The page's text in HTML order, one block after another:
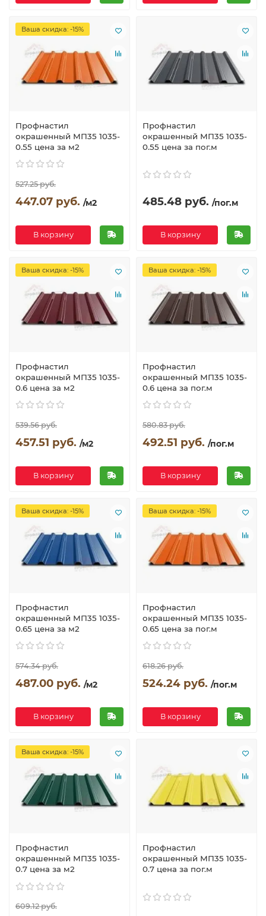
Ваша скидка: -15%
Профнастил
окрашенный МП35 1035-
0.55 цена за м2
527.25 руб.
447.07 руб. /м2
В корзину
Профнастил
окрашенный МП35 1035-
0.55 цена за пог.м
485.48 руб. /пог.м
В корзину
Ваша скидка: -15%
Профнастил
окрашенный МП35 1035-
0.6 цена за м2
539.56 руб.
457.51 руб. /м2
В корзину
Ваша скидка: -15%
Профнастил
окрашенный МП35 1035-
0.6 цена за пог.м
580.83 руб.
492.51 руб. /пог.м
В корзину
Ваша скидка: -15%
Профнастил
окрашенный МП35 1035-
0.65 цена за м2
574.34 руб.
487.00 руб. /м2
В корзину
Ваша скидка: -15%
Профнастил
окрашенный МП35 1035-
0.65 цена за пог.м
618.26 руб.
524.24 руб. /пог.м
В корзину
Ваша скидка: -15%
Профнастил
окрашенный МП35 1035-
0.7 цена за м2
609.12 руб.
Профнастил
окрашенный МП35 1035-
0.7 цена за пог.м